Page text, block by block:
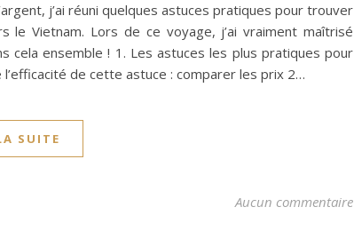
j’ai réuni quelques astuces pratiques pour trouver
le Vietnam. Lors de ce voyage, j’ai vraiment maîtrisé
cela ensemble ! 1. Les astuces les plus pratiques pour
de cette astuce : comparer les prix 2…
SUITE
Aucun commentaire